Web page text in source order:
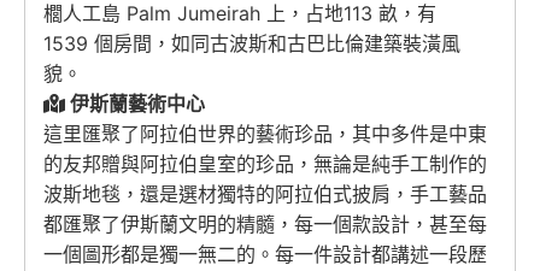
櫚人工島 Palm Jumeirah 上，占地113 畝，有
1539 個房間，如同古波斯和古巴比倫建築裝潢風
貌。
伊斯蘭藝術中心
這里匯聚了阿拉伯世界的藝術珍品，其中多件是中東
的友邦贈與阿拉伯皇室的珍品，無論是純手工制作的
波斯地毯，還是選材獨特的阿拉伯式披肩，手工藝品
都匯聚了伊斯蘭文明的精髓，每一個款設計，甚至每
一個圖形都是獨一無二的。每一件設計都講述一段歷